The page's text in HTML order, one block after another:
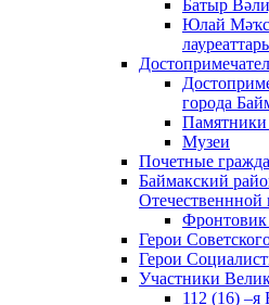
Батыр
Юлай
города
Музеи
Почетные
Баймакский
Фронтовик
Герои
Герои
Участники
112 (16) –я